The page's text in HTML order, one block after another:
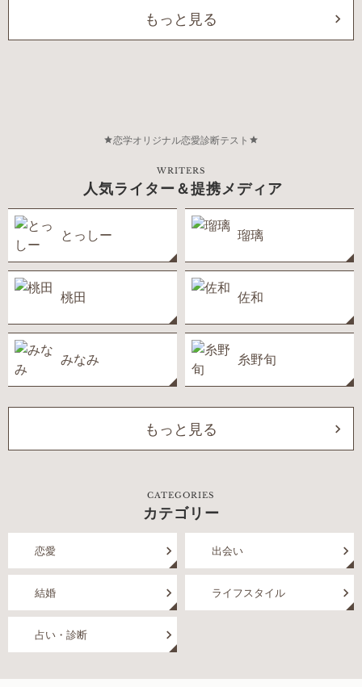
もっと見る
恋学オリジナル恋愛診断テスト
WRITERS
人気ライター＆提携メディア
とっしー 瑠璃
桃田 佐和
みなみ 糸野旬
もっと見る
CATEGORIES
カテゴリー
恋愛 出会い
結婚 ライフスタイル
占い・診断